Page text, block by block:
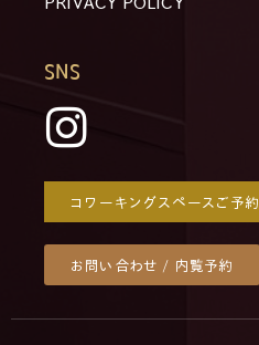
SNS
コワーキングスペースご予約
お問い合わせ / 内覧予約